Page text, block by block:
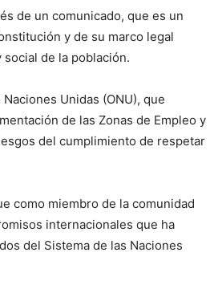
de un comunicado, que es un
y de su marco legal
de la población.
Unidas (ONU), que
de las Zonas de Empleo y
del cumplimiento de respetar
como miembro de la comunidad
internacionales que ha
del Sistema de las Naciones